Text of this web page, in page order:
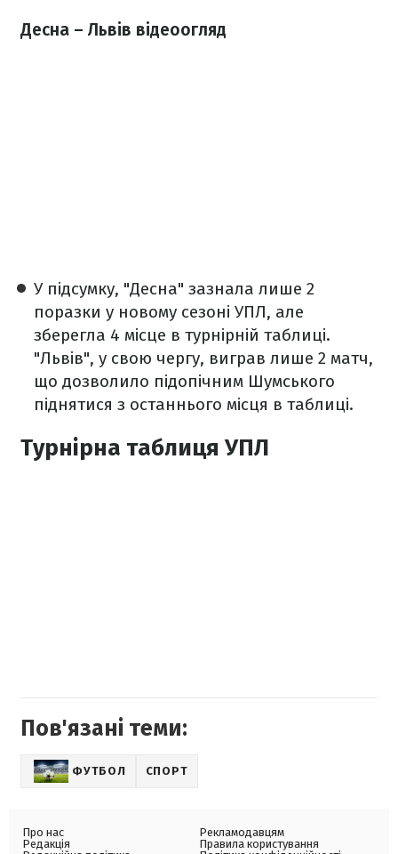
Десна – Львів відеоогляд
У підсумку, "Десна" зазнала лише 2
поразки у новому сезоні УПЛ, але
зберегла 4 місце в турнірній таблиці.
"Львів", у свою чергу, виграв лише 2 матч,
що дозволило підопічним Шумського
піднятися з останнього місця в таблиці.
Турнірна таблиця УПЛ
Пов'язані теми:
ФУТБОЛ СПОРТ
Про нас
Редакція
Рекламодавцям
Правила користування